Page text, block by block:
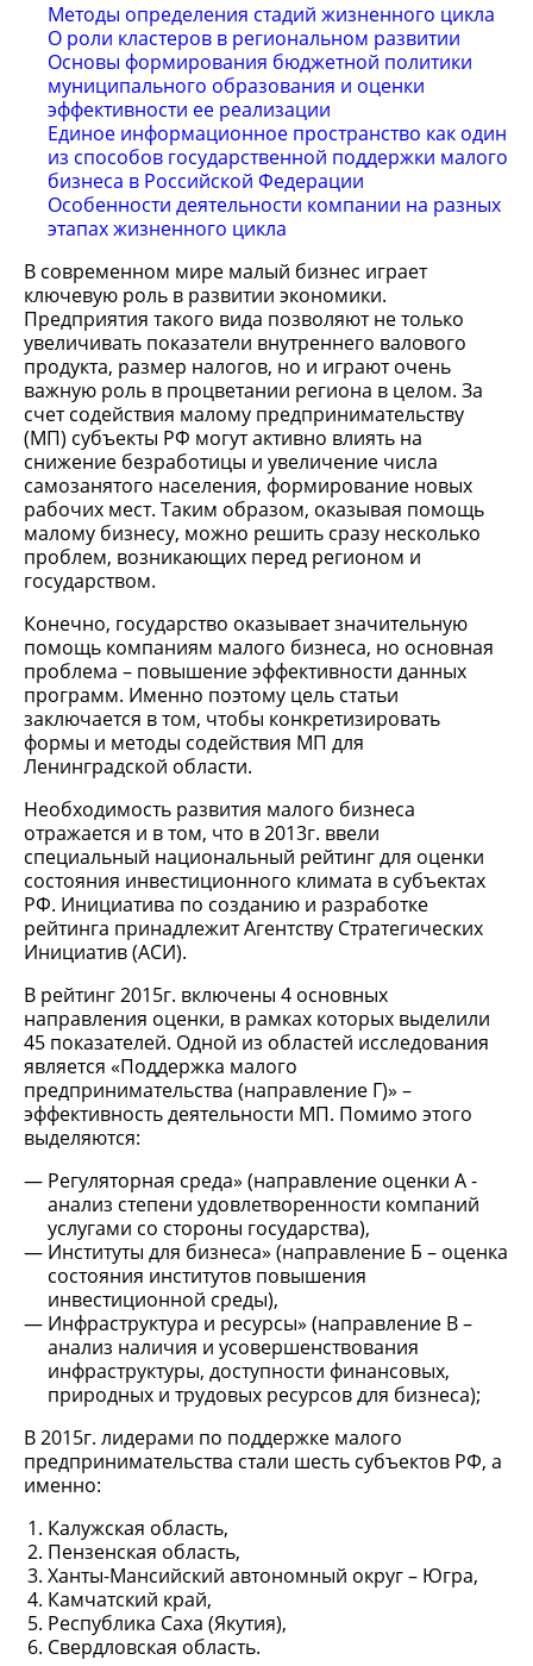
Методы определения стадий жизненного цикла
О роли кластеров в региональном развитии
Основы формирования бюджетной политики
муниципального образования и оценки
эффективности ее реализации
Единое информационное пространство как один
из способов государственной поддержки малого
бизнеса в Российской Федерации
Особенности деятельности компании на разных
этапах жизненного цикла
В современном мире малый бизнес играет
ключевую роль в развитии экономики.
Предприятия такого вида позволяют не только
увеличивать показатели внутреннего валового
продукта, размер налогов, но и играют очень
важную роль в процветании региона в целом. За
счет содействия малому предпринимательству
(МП) субъекты РФ могут активно влиять на
снижение безработицы и увеличение числа
самозанятого населения, формирование новых
рабочих мест. Таким образом, оказывая помощь
малому бизнесу, можно решить сразу несколько
проблем, возникающих перед регионом и
государством.
Конечно, государство оказывает значительную
помощь компаниям малого бизнеса, но основная
проблема – повышение эффективности данных
программ. Именно поэтому цель статьи
заключается в том, чтобы конкретизировать
формы и методы содействия МП для
Ленинградской области.
Необходимость развития малого бизнеса
отражается и в том, что в 2013г. ввели
специальный национальный рейтинг для оценки
состояния инвестиционного климата в субъектах
РФ. Инициатива по созданию и разработке
рейтинга принадлежит Агентству Стратегических
Инициатив (АСИ).
В рейтинг 2015г. включены 4 основных
направления оценки, в рамках которых выделили
45 показателей. Одной из областей исследования
является «Поддержка малого
предпринимательства (направление Г)» –
эффективность деятельности МП. Помимо этого
выделяются:
Регуляторная среда» (направление оценки А -
анализ степени удовлетворенности компаний
услугами со стороны государства),
Институты для бизнеса» (направление Б – оценка
состояния институтов повышения
инвестиционной среды),
Инфраструктура и ресурсы» (направление В –
анализ наличия и усовершенствования
инфраструктуры, доступности финансовых,
природных и трудовых ресурсов для бизнеса);
В 2015г. лидерами по поддержке малого
предпринимательства стали шесть субъектов РФ, а
именно:
Калужская область,
Пензенская область,
Ханты-Мансийский автономный округ – Югра,
Камчатский край,
Республика Саха (Якутия),
Свердловская область.